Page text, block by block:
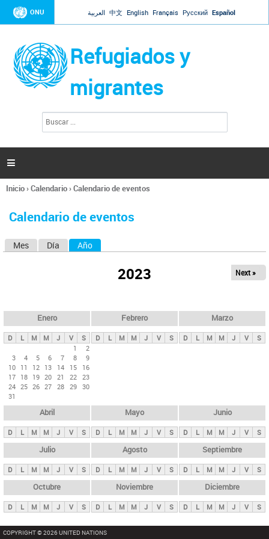
Jump to navigation
ONU العربية 中文 English Français Русский Español
Refugiados y
migrantes
l
d
s

Se
usted
Inicio›Calendario›Calendario de eventos
Calendario de eventos
s
p
n
c
i
p
l
e
s
Mes Día Año
2023 Next »
Enero
D L M M J V
S
1
2
3
4 5 6 7 8
9
10 11 12 13 14 15
16
17 18 19 20 21 22 23
24 25 26 27 28 29 30
31
Febrero
D L M M J V S
Marzo
D L M M J V S
Abril
D L M M J V S
Mayo
D L M M J V S
Junio
D L M M J V S
Julio
D L M M J V S
Agosto
D L M M J V S
Septiembre
D L M M J V S
Octubre
D L M M J V S
Noviembre
D L M M J V S
Diciembre
D L M M J V S
COPYRIGHT © 2026 UNITED NATIONS